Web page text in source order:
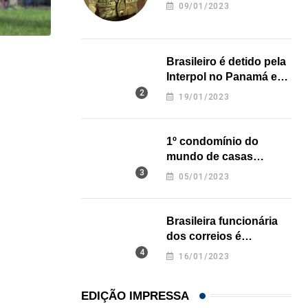
Açaí é reconhecido oficialmente como fruto
09/01/2023
Brasileiro é detido pela
Interpol no Panamá e
pode pegar prisão
19/01/2023
1º condomínio do
mundo de casas
impressas em 3D é
05/01/2023
Brasileira funcionária
dos correios é
assassinada a facadas
16/01/2023
EDIÇÃO IMPRESSA